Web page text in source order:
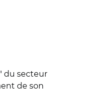
du secteur
de son